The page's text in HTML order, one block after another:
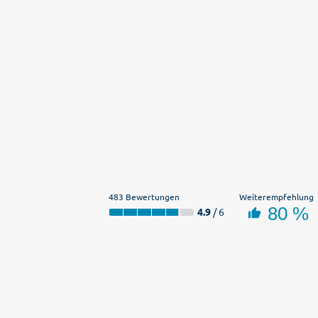
483 Bewertungen
4.9 / 6
Weiterempfehlung
80 %